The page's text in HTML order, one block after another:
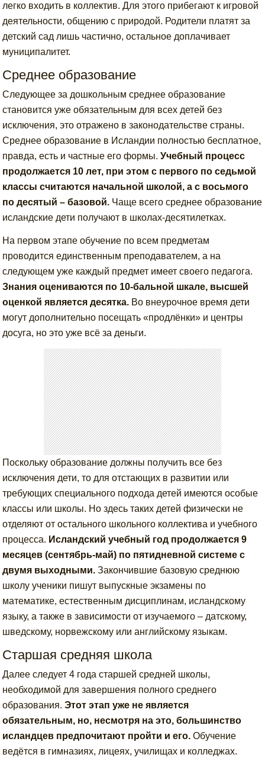
легко входить в коллектив. Для этого прибегают к игровой
деятельности, общению с природой. Родители платят за
детский сад лишь частично, остальное доплачивает
муниципалитет.
Среднее образование
Следующее за дошкольным среднее образование
становится уже обязательным для всех детей без
исключения, это отражено в законодательстве страны.
Среднее образование в Исландии полностью бесплатное,
правда, есть и частные его формы. Учебный процесс
продолжается 10 лет, при этом с первого по седьмой
классы считаются начальной школой, а с восьмого
по десятый – базовой. Чаще всего среднее образование
исландские дети получают в школах-десятилетках.
На первом этапе обучение по всем предметам
проводится единственным преподавателем, а на
следующем уже каждый предмет имеет своего педагога.
Знания оцениваются по 10-бальной шкале, высшей
оценкой является десятка. Во внеурочное время дети
могут дополнительно посещать «продлёнки» и центры
досуга, но это уже всё за деньги.
Поскольку образование должны получить все без
исключения дети, то для отстающих в развитии или
требующих специального подхода детей имеются особые
классы или школы. Но здесь таких детей физически не
отделяют от остального школьного коллектива и учебного
процесса. Исландский учебный год продолжается 9
месяцев (сентябрь-май) по пятидневной системе с
двумя выходными. Закончившие базовую среднюю
школу ученики пишут выпускные экзамены по
математике, естественным дисциплинам, исландскому
языку, а также в зависимости от изучаемого – датскому,
шведскому, норвежскому или английскому языкам.
Старшая средняя школа
Далее следует 4 года старшей средней школы,
необходимой для завершения полного среднего
образования.Этот этап уже не является
обязательным, но, несмотря на это, большинство
исландцев предпочитают пройти и его. Обучение
ведётся в гимназиях, лицеях, училищах и колледжах.